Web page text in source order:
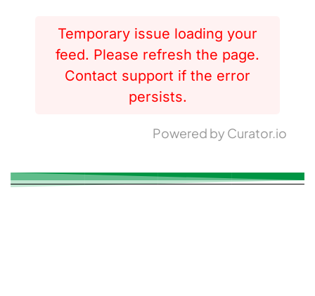
Temporary issue loading your
feed. Please refresh the page.
Contact support if the error
persists.
Powered by Curator.io